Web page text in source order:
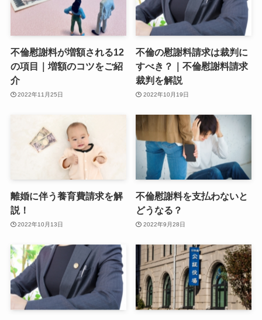
不倫慰謝料が増額される12
の項目｜増額のコツをご紹
介
2022年11月25日
不倫の慰謝料請求は裁判に
すべき？｜不倫慰謝料請求
裁判を解説
2022年10月19日
離婚に伴う養育費請求を解
説！
2022年10月13日
不倫慰謝料を支払わないと
どうなる？
2022年9月28日